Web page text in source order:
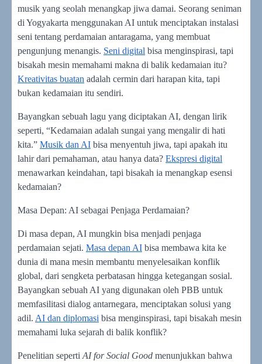
musik yang seolah menangkap jiwa damai. Seorang seniman
di Yogyakarta menggunakan AI untuk menciptakan instalasi
seni tentang perdamaian antaragama, yang membuat
pengunjung menangis. Seni digital bisa menginspirasi, tapi
bisakah mesin memahami makna di balik kedamaian itu?
Kreativitas buatan adalah cermin dari harapan kita, tapi
bukan kedamaian itu sendiri.
Bayangkan sebuah lagu yang diciptakan AI, dengan lirik
seperti, “Kedamaian adalah sungai yang mengalir di hati
kita.” Musik dan AI bisa menyentuh jiwa, tapi apakah itu
lahir dari pemahaman, atau hanya data? Ekspresi digital
menawarkan keindahan, tapi bisakah ia menangkap esensi
kedamaian?
Masa Depan: AI sebagai Penjaga Perdamaian?
Di masa depan, AI mungkin bisa menjadi penjaga
perdamaian sejati. Masa depan AI bisa membawa kita ke
dunia di mana mesin membantu menyelesaikan konflik
global, dari sengketa perbatasan hingga ketegangan sosial.
Bayangkan sebuah AI yang digunakan oleh PBB untuk
memfasilitasi dialog antarnegara, menciptakan solusi yang
adil. AI dan diplomasi bisa menginspirasi, tapi bisakah mesin
memahami luka sejarah di balik konflik?
Penelitian seperti AI for Social Good menunjukkan bahwa